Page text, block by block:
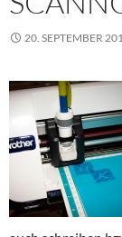
20. SEPTEMBER